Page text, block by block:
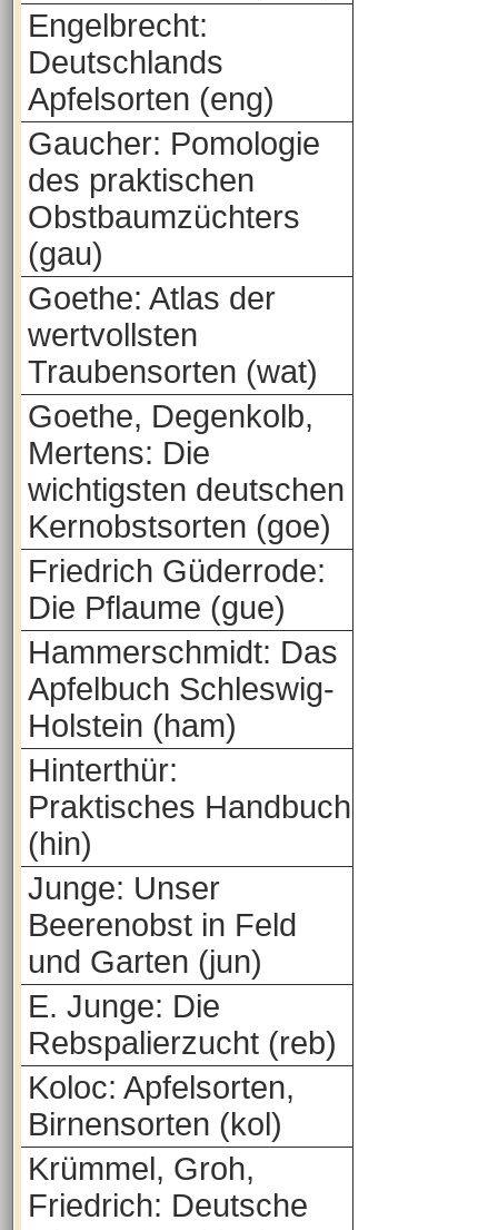
Engelbrecht:
Deutschlands
Apfelsorten (eng)
Gaucher: Pomologie
des praktischen
Obstbaumzüchters
(gau)
Goethe: Atlas der
wertvollsten
Traubensorten (wat)
Goethe, Degenkolb,
Mertens: Die
wichtigsten deutschen
Kernobstsorten (goe)
Friedrich Güderrode:
Die Pflaume (gue)
Hammerschmidt: Das
Apfelbuch Schleswig-
Holstein (ham)
Hinterthür:
Praktisches Handbuch
(hin)
Junge: Unser
Beerenobst in Feld
und Garten (jun)
E. Junge: Die
Rebspalierzucht (reb)
Koloc: Apfelsorten,
Birnensorten (kol)
Krümmel, Groh,
Friedrich: Deutsche